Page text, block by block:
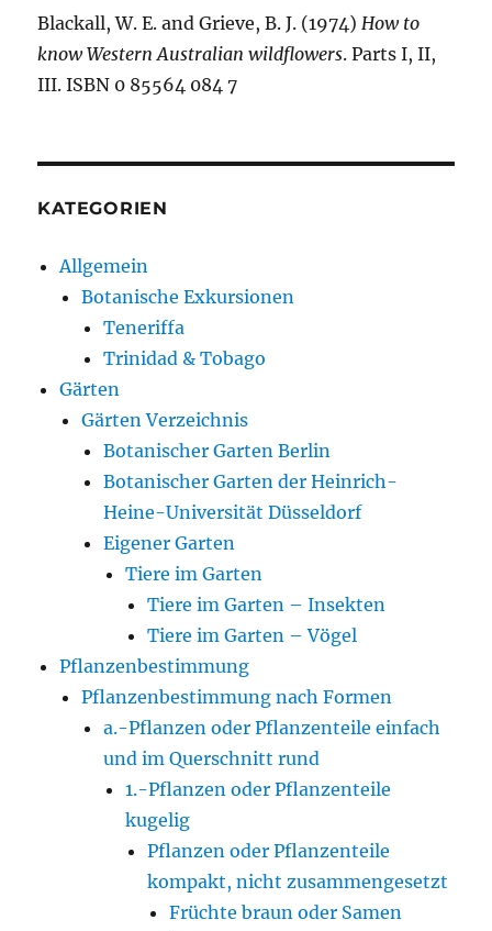
Blackall, W. E. and Grieve, B. J. (1974)How to
know Western Australian wildflowers. Parts I, II,
III. ISBN 0 85564 084 7
KATEGORIEN
Allgemein
Botanische Exkursionen
Teneriffa
Trinidad & Tobago
Gärten
Gärten Verzeichnis
Botanischer Garten Berlin
Botanischer Garten der Heinrich-
Heine-Universität Düsseldorf
Eigener Garten
Tiere im Garten
Tiere im Garten – Insekten
Tiere im Garten – Vögel
Pflanzenbestimmung
Pflanzenbestimmung nach Formen
a.-Pflanzen oder Pflanzenteile einfach
und im Querschnitt rund
1.-Pflanzen oder Pflanzenteile
kugelig
Pflanzen oder Pflanzenteile
kompakt, nicht zusammengesetzt
Früchte braun oder Samen